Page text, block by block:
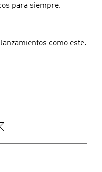
para siempre.
como este.